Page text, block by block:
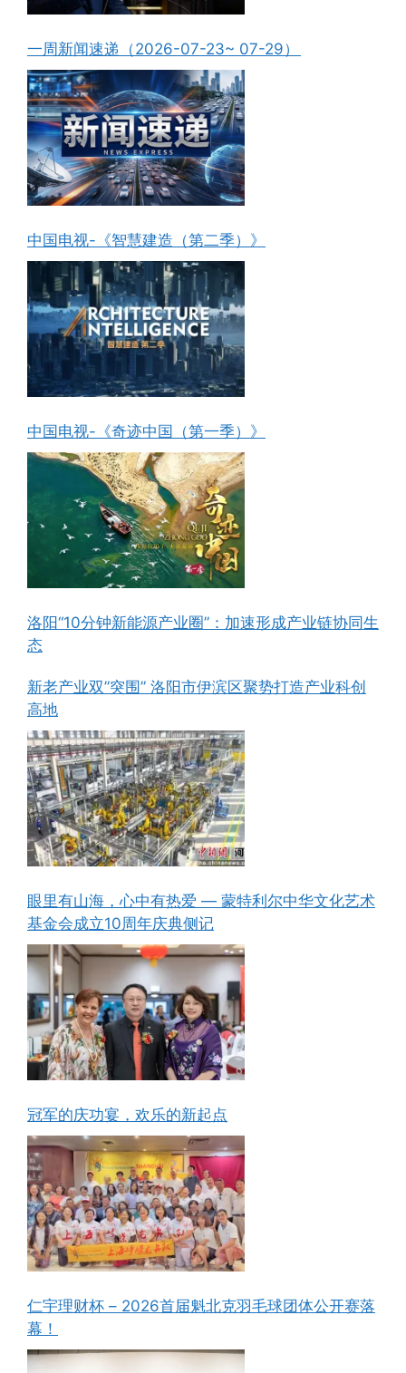
一周新闻速递（2026-07-23~ 07-29）
中国电视-《智慧建造（第二季）》
中国电视-《奇迹中国（第一季）》
洛阳“10分钟新能源产业圈”：加速形成产业链协同生
态
新老产业双”突围” 洛阳市伊滨区聚势打造产业科创
高地
眼里有山海，心中有热爱 — 蒙特利尔中华文化艺术
基金会成立10周年庆典侧记
冠军的庆功宴，欢乐的新起点
仁宇理财杯 – 2026首届魁北克羽毛球团体公开赛落
幕！